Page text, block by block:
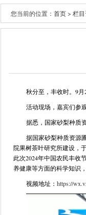
您当前的位置： 首页> 栏
秋分至，丰收时。9
活动现场，嘉宾们参
据悉，国家砂梨种质
据国家砂梨种质资源
院果树茶叶研究所建设，
此次2024年中国农民丰收
养健康等方面的科学知识
视频地址： https://